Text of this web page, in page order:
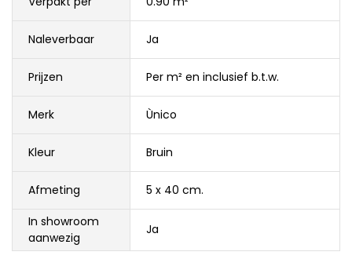
Naleverbaar Ja
Prijzen Per m² en inclusief b.t.w.
Merk Ùnico
Kleur Bruin
Afmeting
5 x 40 cm.
In showroom
aanwezig
Ja